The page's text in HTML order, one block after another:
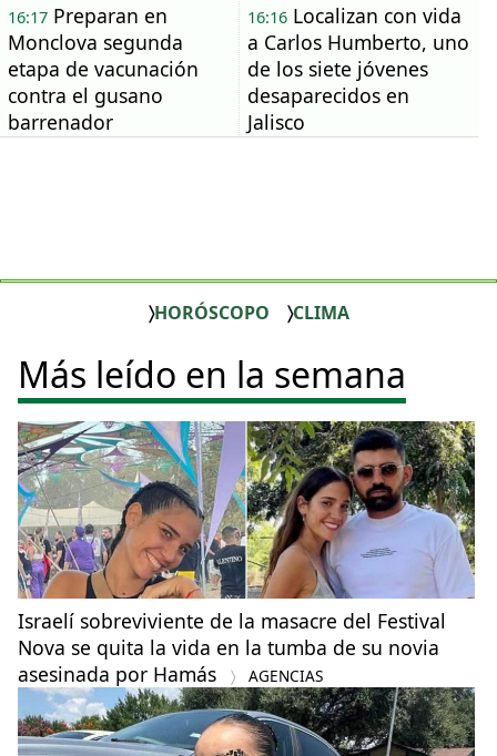
16:17Preparan en
Monclova segunda
etapa de vacunación
contra el gusano
barrenador
16:16Localizan con vida
a Carlos Humberto, uno
de los siete jóvenes
desaparecidos en
Jalisco
HORÓSCOPO CLIMA
Más leído en la semana
Israelí sobreviviente de la masacre del Festival
Nova se quita la vida en la tumba de su novia
asesinada por Hamás
AGENCIAS